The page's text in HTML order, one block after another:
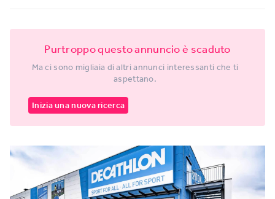
Purtroppo questo annuncio è scaduto
Ma ci sono migliaia di altri annunci interessanti che ti
aspettano.
Inizia una nuova ricerca